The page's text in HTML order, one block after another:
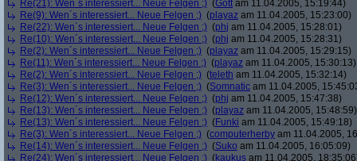
Re(21): Wen´s interessiert... Neue Felgen ;) (Gott am 11.04.2005, 15:19:44)
Re(9): Wen´s interessiert... Neue Felgen ;) (playaz am 11.04.2005, 15:23:00)
Re(22): Wen´s interessiert... Neue Felgen ;) (phj am 11.04.2005, 15:28:01)
Re(10): Wen´s interessiert... Neue Felgen ;) (phj am 11.04.2005, 15:28:31)
Re(2): Wen´s interessiert... Neue Felgen ;) (playaz am 11.04.2005, 15:29:15)
Re(11): Wen´s interessiert... Neue Felgen ;) (playaz am 11.04.2005, 15:30:13)
Re(2): Wen´s interessiert... Neue Felgen ;) (teleth am 11.04.2005, 15:32:14)
Re(3): Wen´s interessiert... Neue Felgen ;) (Somnatic am 11.04.2005,
Re(12): Wen´s interessiert... Neue Felgen ;) (phj am 11.04.2005, 15:47:38)
Re(13): Wen´s interessiert... Neue Felgen ;) (playaz am 11.04.2005, 15:48:59)
Re(13): Wen´s interessiert... Neue Felgen ;) (Funki am 11.04.2005, 15:49:18)
Re(3): Wen´s interessiert... Neue Felgen ;) (computerherby am 11.04.2005,
Re(14): Wen´s interessiert... Neue Felgen ;) (Suko am 11.04.2005, 16:05:09)
Re(24): Wen´s interessiert... Neue Felgen ;) (kaukus am 11.04.2005,